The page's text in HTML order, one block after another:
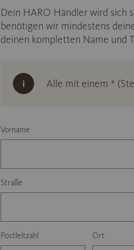
Dein HARO Händler wird sich
benötigen wir mindestens
deinen kompletten Name und
Alle mit einem *
Vorname
Straße
Postleitzahl Ort